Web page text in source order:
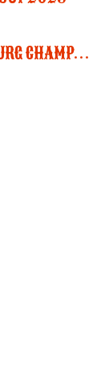
Úspech našich na “ 2. LUXEMBOURG CHAMPIONSHIP IN COWBOY ACTION SHOOTING”